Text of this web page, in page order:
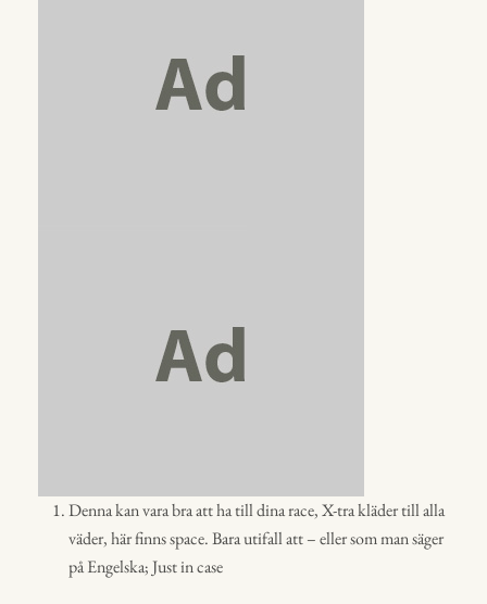
Denna kan vara bra att ha till dina race, X-tra kläder till alla
väder, här finns space. Bara utifall att – eller som man säger
på Engelska; Just in case